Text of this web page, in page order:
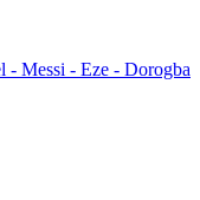
- Messi - Eze - Dorogba